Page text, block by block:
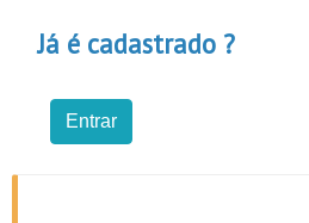
Já é cadastrado ?